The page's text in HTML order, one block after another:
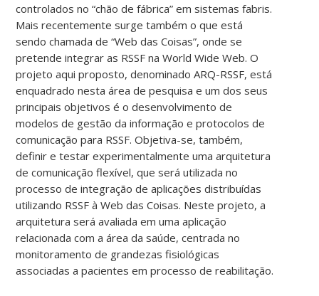
controlados no “chão de fábrica” em sistemas fabris.
Mais recentemente surge também o que está
sendo chamada de “Web das Coisas”, onde se
pretende integrar as RSSF na World Wide Web. O
projeto aqui proposto, denominado ARQ-RSSF, está
enquadrado nesta área de pesquisa e um dos seus
principais objetivos é o desenvolvimento de
modelos de gestão da informação e protocolos de
comunicação para RSSF. Objetiva-se, também,
definir e testar experimentalmente uma arquitetura
de comunicação flexível, que será utilizada no
processo de integração de aplicações distribuídas
utilizando RSSF à Web das Coisas. Neste projeto, a
arquitetura será avaliada em uma aplicação
relacionada com a área da saúde, centrada no
monitoramento de grandezas fisiológicas
associadas a pacientes em processo de reabilitação.